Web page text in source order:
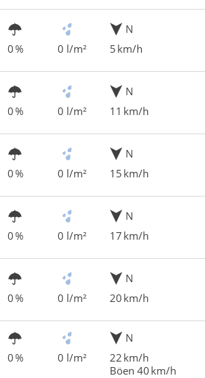
0 % 0 l/m²
N
5 km/h
0 % 0 l/m²
N
11 km/h
0 % 0 l/m²
N
15 km/h
0 % 0 l/m²
N
17 km/h
0 % 0 l/m²
N
20 km/h
0 % 0 l/m²
N
22 km/h
Böen 40 km/h